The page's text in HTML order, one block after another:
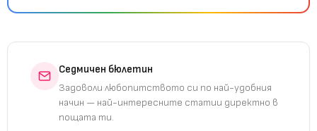
Седмичен бюлетин
Задоволи любопитството си по най-удобния
начин — най-интересните статии директно в
пощата ти.